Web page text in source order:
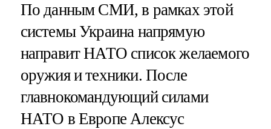
По данным СМИ, в рамках этой
системы Украина напрямую
направит НАТО список желаемого
оружия и техники. После
главнокомандующий силами
НАТО в Европе Алексус